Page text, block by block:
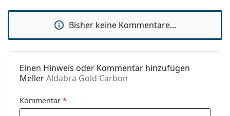
Code:
Aldabra Gold Carbon
Bisher keine Kommentare...
Einen Hinweis oder Kommentar hinzufügen
MellerAldabra Gold Carbon
Kommentar *